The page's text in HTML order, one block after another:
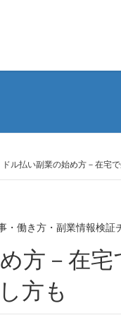
ドル払い副業の始め方－在宅
・働き方・副業情報検証
方も